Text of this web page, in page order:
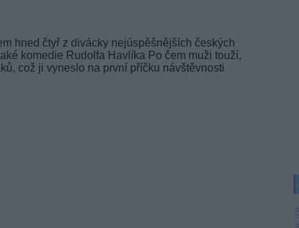
hned čtyř z divácky nejúspěšnějších českých
komedie Rudolfa Havlíka Po čem muži touží,
což ji vyneslo na první příčku návštěvnosti